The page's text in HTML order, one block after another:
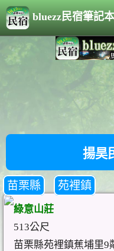
bluezz民宿筆記本
揚昊
苗栗縣 苑裡鎮
綠意山莊
513公尺
苗栗縣苑裡鎮蕉埔里9